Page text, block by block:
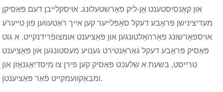
און קאָנסיסטענט אָן-ליק פאָרשטעלונג. אויסקלייבן דעם פּאַסיקן
מעדיצינישן פּראָבע דעקל סאַפּלייער קען אייך ראַטעווען פון טייערע
אויספאָרשונג פאַרהאַלטונגען און פּאַציענט אומצופֿרידנקייט. א גוט
פּאַסיק פּראָבע דעקל גאַראַנטירט גענויע מעסטונגען און פּאַציענט
טרייסט, בשעת א שלעכט פּאַסיק קען פירן צו מיסדיאַגנאָזן און
ומבאַקוועמקייט פֿאַר פּאַציענטן.